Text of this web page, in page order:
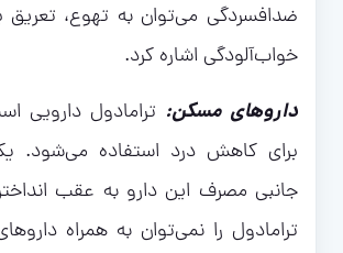
ضدافسردگی می‌توان به تهوع،
خواب‌آلودگی اشاره کرد.
داروهای مسکن: ترامادول دارویی
برای کاهش درد استفاده می‌شود.
جانبی مصرف این دارو به عقب
ترامادول را نمی‌توان به همراه